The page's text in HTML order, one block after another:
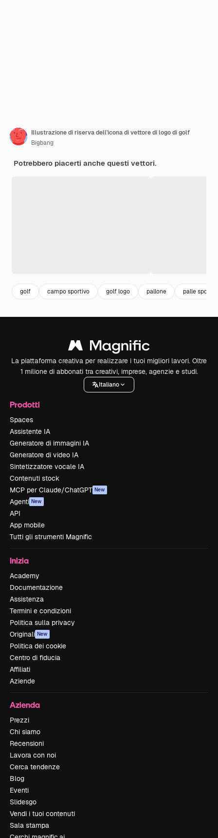
Illustrazione di riserva dell'icona di vettore di logo di golf
Bigbang
Potrebbero piacerti anche questi vettori.
golf campo sportivo golf logo pallone palle sport
La piattaforma creativa per realizzare i tuoi migliori lavori. Oltre
1 milione di abbonati tra creativi, imprese, agenzie e studi.
Italiano
Prodotti
Spaces
Assistente IA
Generatore di immagini IA
Generatore di video IA
Sintetizzatore vocale IA
Contenuti stock
MCP per Claude/ChatGPT New
Agenti New
API
App mobile
Tutti gli strumenti Magnific
Inizia
Academy
Documentazione
Assistenza
Termini e condizioni
Politica sulla privacy
Originali New
Politica dei cookie
Centro di fiducia
Affiliati
Aziende
Azienda
Prezzi
Chi siamo
Recensioni
Lavora con noi
Cerca tendenze
Blog
Eventi
Slidesgo
Vendi i tuoi contenuti
Sala stampa